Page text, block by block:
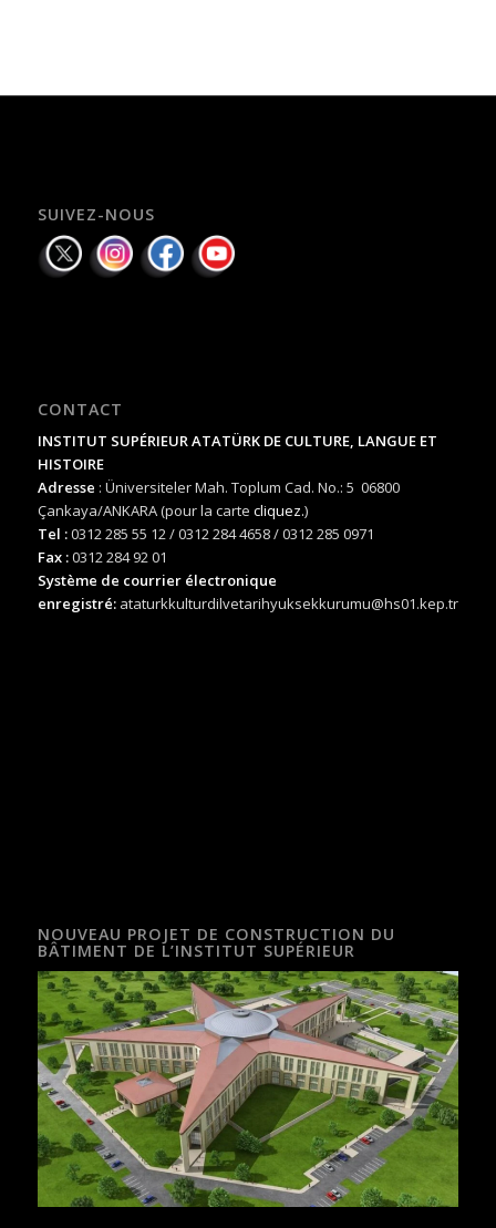
SUIVEZ-NOUS
CONTACT
INSTITUT SUPÉRIEUR ATATÜRK DE CULTURE, LANGUE ET
HISTOIRE
Adresse : Üniversiteler Mah. Toplum Cad. No.: 5 06800
Çankaya/ANKARA (pour la carte cliquez.)
Tel :0312 285 55 12 / 0312 284 4658 / 0312 285 0971
Fax :0312 284 92 01
Système de courrier électronique
enregistré: ataturkkulturdilvetarihyuksekkurumu@hs01.kep.tr
NOUVEAU PROJET DE CONSTRUCTION DU
BÂTIMENT DE L’INSTITUT SUPÉRIEUR